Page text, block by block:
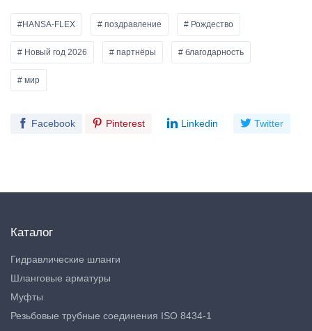
#HANSA-FLEX # поздравление # Рождество
# Новый год 2026 # партнёры # благодарность
# мир
Facebook Pinterest Linkedin Twitter
Каталог
Гидравлические шланги
Шланговые арматуры
Муфты
Резьбовые трубные соединения ISO 8434-1